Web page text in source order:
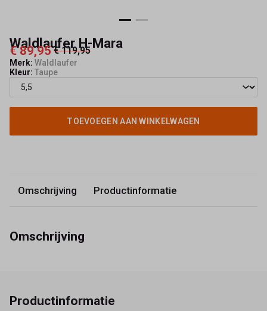
Waldlaufer H-Mara
€ 89,95 € 119,95
Merk: Waldlaufer
Kleur: Taupe
TOEVOEGEN AAN WINKELWAGEN
Omschrijving Productinformatie
Omschrijving
Productinformatie